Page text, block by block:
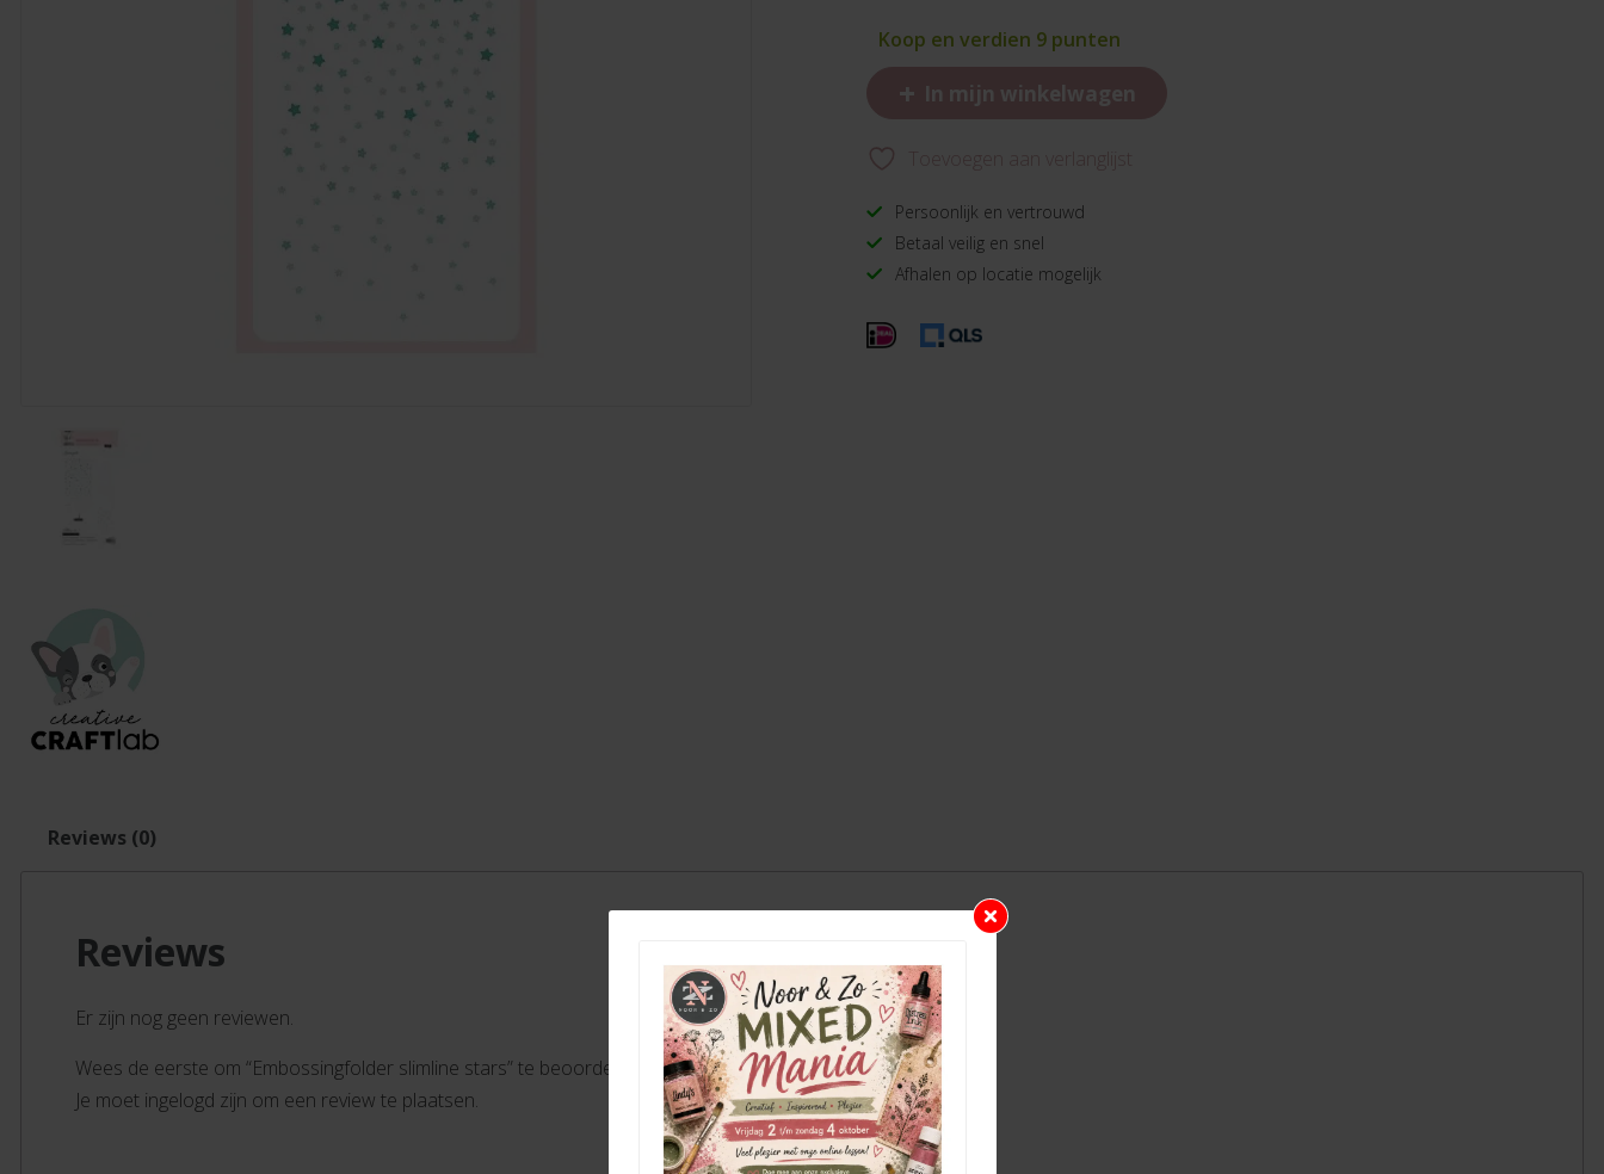
Koop en verdien 9 punten
+ In mijn winkelwagen
Toevoegen aan verlanglijst
Persoonlijk en vertrouwd
Betaal veilig en snel
Afhalen op locatie mogelijk
Reviews (0)
Reviews
Er zijn nog geen reviewen.
Wees de eerste om “Embossingfolder slimline stars” te beoordelen
Je moet ingelogd zijn om een review te plaatsen.